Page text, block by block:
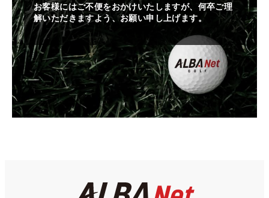
お客様にはご不便をおかけいたしますが、何卒ご理
解いただきますよう、お願い申し上げます。